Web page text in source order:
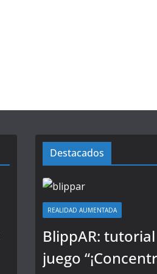
Destacados
REALIDAD AUMENTADA
BlippAR:
juego